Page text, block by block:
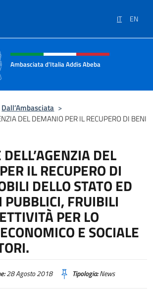
IT EN
sito, social e menù
Ambasciata d'Italia Addis Abeba
Dall’Ambasciata >
DEL DEMANIO PER IL RECUPERO DI BENI
DEL
IL RECUPERO DI
DELLO STATO ED
PUBBLICI, FRUIBILI
PER LO
E SOCIALE
28 Agosto 2018 Tipologia:News